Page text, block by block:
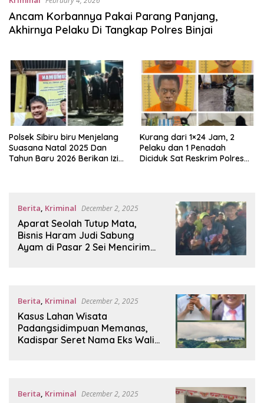
Ancam Korbannya Pakai Parang Panjang,
Akhirnya Pelaku Di Tangkap Polres Binjai
Polsek Sibiru biru Menjelang
Suasana Natal 2025 Dan
Tahun Baru 2026 Berikan Izin
Aman Dan Terkendali
Kurang dari 1×24 Jam, 2
Pelaku dan 1 Penadah
Diciduk Sat Reskrim Polres
Berita, Kriminal December 2, 2025
Aparat Seolah Tutup Mata,
Bisnis Haram Judi Sabung
Ayam di Pasar 2 Sei Mencirim
Berita, Kriminal December 2, 2025
Kasus Lahan Wisata
Padangsidimpuan Memanas,
Kadispar Seret Nama Eks Wali
Berita, Kriminal December 2, 2025